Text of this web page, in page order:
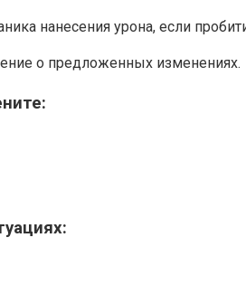
нанесения урона, если
о предложенных изменениях.